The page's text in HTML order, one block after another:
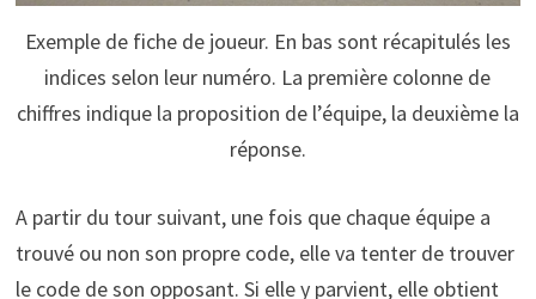
Exemple de fiche de joueur. En bas sont récapitulés les
indices selon leur numéro. La première colonne de
chiffres indique la proposition de l’équipe, la deuxième la
réponse.
A partir du tour suivant, une fois que chaque équipe a
trouvé ou non son propre code, elle va tenter de trouver
le code de son opposant. Si elle y parvient, elle obtient